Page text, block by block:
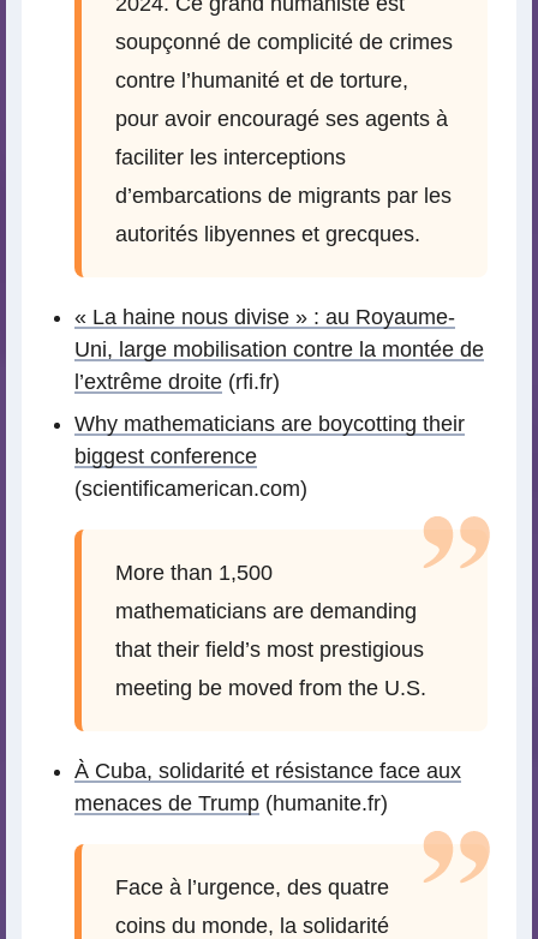
soupçonné de complicité de crimes
contre l’humanité et de torture,
pour avoir encouragé ses agents à
faciliter les interceptions
d’embarcations de migrants par les
autorités libyennes et grecques.
« La haine nous divise » : au Royaume-
Uni, large mobilisation contre la montée de
l’extrême droite (rfi.fr)
Why mathematicians are boycotting their
biggest conference
(scientificamerican.com)
More than 1,500
mathematicians are demanding
that their field’s most prestigious
meeting be moved from the U.S.
À Cuba, solidarité et résistance face aux
menaces de Trump (humanite.fr)
Face à l’urgence, des quatre
coins du monde, la solidarité